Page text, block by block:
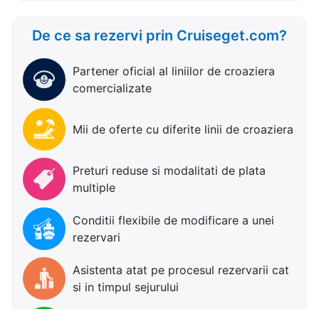
De ce sa rezervi prin Cruiseget.com?
Partener oficial al liniilor de croaziera
comercializate
Mii de oferte cu diferite linii de croaziera
Preturi reduse si modalitati de plata
multiple
Conditii flexibile de modificare a unei
rezervari
Asistenta atat pe procesul rezervarii cat
si in timpul sejurului